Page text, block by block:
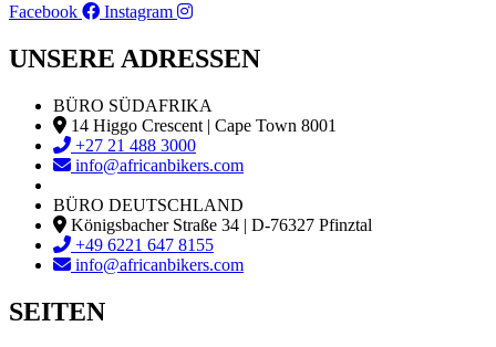
Facebook
Instagram
UNSERE ADRESSEN
BÜRO SÜDAFRIKA
14 Higgo Crescent | Cape Town 8001
+27 21 488 3000
info@africanbikers.com
BÜRO DEUTSCHLAND
Königsbacher Straße 34 | D-76327 Pfinztal
+49 6221 647 8155
info@africanbikers.com
SEITEN